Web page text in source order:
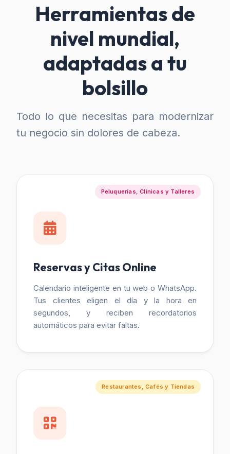
Herramientas de
nivel mundial,
adaptadas a tu
bolsillo
Todo lo que necesitas para modernizar
tu negocio sin dolores de cabeza.
Peluquerías, Clínicas y Talleres
Reservas y Citas Online
Calendario inteligente en tu web o WhatsApp.
Tus clientes eligen el día y la hora en
segundos, y reciben recordatorios
automáticos para evitar faltas.
Restaurantes, Cafés y Tiendas